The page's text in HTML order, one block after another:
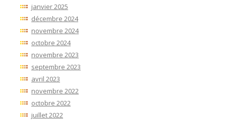
janvier 2025
décembre 2024
novembre 2024
octobre 2024
novembre 2023
septembre 2023
avril 2023
novembre 2022
octobre 2022
juillet 2022